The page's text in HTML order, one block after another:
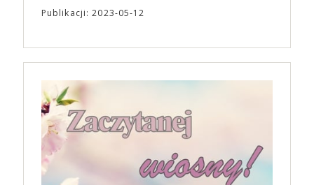
Publikacji: 2023-05-12